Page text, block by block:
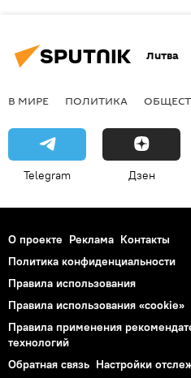
Литва
В МИРЕ ПОЛИТИКА
Telegram Дзен
О проекте Реклама Контакты
Политика конфиденциальности
Правила использования
Правила использования «cookie»
Правила применения
технологий
Обратная связь Настройки